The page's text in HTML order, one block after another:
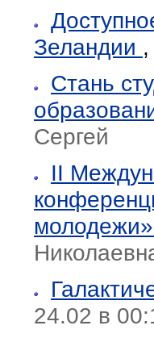
Зеландии
Стань
Сергей
II
24.02 в